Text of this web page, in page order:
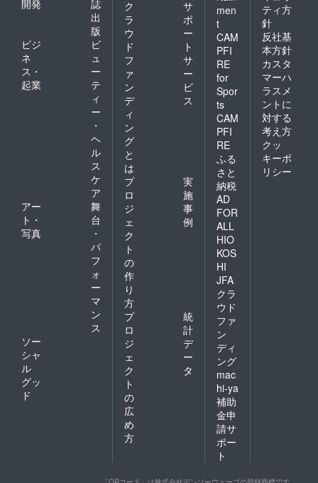
開発
誌
出
版
ビジ
ネ
ス・
起業
ビ
ュ
ー
テ
ィ
ー
・
ヘ
ル
ス
ケ
ア
アー
ト・
写真
舞
台
・
パ
フ
ォ
ー
マ
ン
ス
ソー
シャ
ル
グッ
ド
ク
ラ
ウ
ド
フ
ァ
ン
デ
ィ
ン
グ
と
は
サ
ポ
ー
ト
サ
ー
ビ
ス
プ
ロ
ジ
ェ
ク
ト
の
作
り
方
実
施
事
例
プ
ロ
ジ
ェ
ク
ト
の
広
め
方
統
計
デ
ー
タ
men
t
CAM
PFI
RE
for
Spor
ts
CAM
PFI
RE
ふる
さと
納税
AD
FOR
ALL
HIO
KOS
HI
JFA
クラ
ウド
ファ
ン
ディ
ング
mac
hi-ya
補助
金申
請サ
ポー
ト
ティ方
針
反社基
本方針
カスタ
マーハ
ラスメ
ントに
対する
考え方
クッ
キーポ
リシー